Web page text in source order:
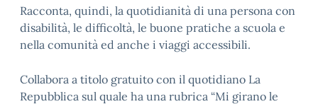
Racconta, quindi, la quotidianità di una persona con
disabilità, le difficoltà, le buone pratiche a scuola e
nella comunità ed anche i viaggi accessibili.
Collabora a titolo gratuito con il quotidiano La
Repubblica sul quale ha una rubrica “Mi girano le